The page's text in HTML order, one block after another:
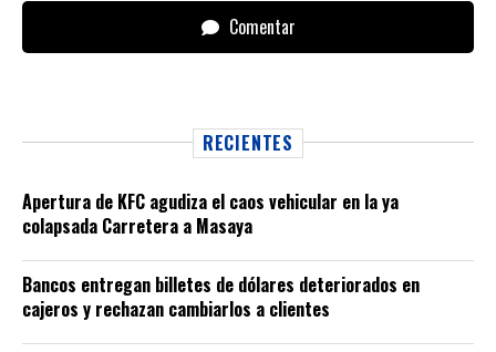
Comentar
RECIENTES
Apertura de KFC agudiza el caos vehicular en la ya
colapsada Carretera a Masaya
Bancos entregan billetes de dólares deteriorados en
cajeros y rechazan cambiarlos a clientes